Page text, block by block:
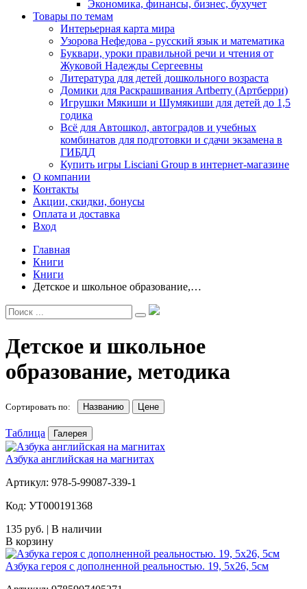
Экономика, финансы, бизнес, бухучет
Товары по темам
Интерьерная карта мира
Узорова Нефедова - русский язык и математика
Буквари, уроки правильной речи и чтения от
Жуковой Надежды Сергеевны
Литература для детей дошкольного возраста
Домики для Раскрашивания Artberry (Артберри)
Игрушки Мякиши и Шумякиши для детей до 1,5
годика
Всё для Автошкол, автоградов и учебных
комбинатов для подготовки и сдачи экзамена в
ГИБДД
Купить игры Lisciani Group в интернет-магазине
О компании
Контакты
Акции, скидки, бонусы
Оплата и доставка
Вход
Главная
Книги
Книги
Детское и школьное образование,…
Детское и школьное
образование, методика
Сортировать по: Названию Цене
Таблица Галерея
Азбука английская на магнитах
Артикул: 978-5-99087-339-1
Код: УТ000191368
135 руб. | В наличии
В корзину
Азбука героя с дополненной реальностью. 19, 5х26, 5см